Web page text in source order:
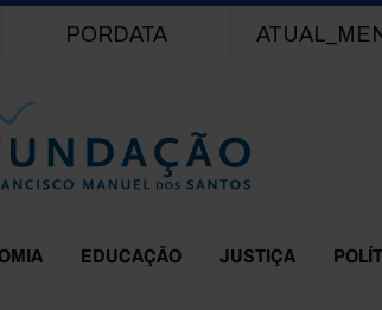
PORDATA
EDUCAÇÃO JUSTIÇA